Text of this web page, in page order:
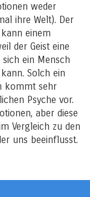
weder
ihre Welt). Der
einem
der Geist eine
ein Mensch
Solch ein
kommt sehr
Psyche vor.
aber diese
Vergleich zu den
uns beeinflusst.